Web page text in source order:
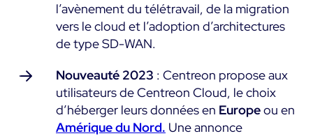
Open Source
RESSOURCES
Choisir une solution de supervision open source ou
payante selon le critère du TCO
Supervision au-delà de l’IT : un guide de survie pour
la convergence IT/OT
l’avènement du télétravail, de la migration
vers le cloud et l’adoption d’architectures
de type SD-WAN.
Nouveauté 2023 : Centreon propose aux
utilisateurs de Centreon Cloud, le choix
d’héberger leurs données en Europeou en
Amérique du Nord. Une annonce